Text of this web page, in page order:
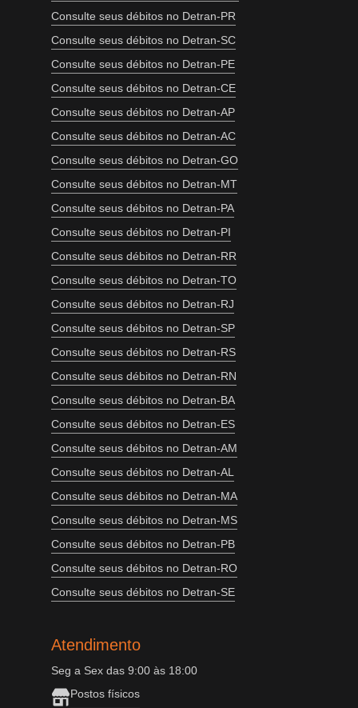
Consulte seus débitos no Detran-PR
Consulte seus débitos no Detran-SC
Consulte seus débitos no Detran-PE
Consulte seus débitos no Detran-CE
Consulte seus débitos no Detran-AP
Consulte seus débitos no Detran-AC
Consulte seus débitos no Detran-GO
Consulte seus débitos no Detran-MT
Consulte seus débitos no Detran-PA
Consulte seus débitos no Detran-PI
Consulte seus débitos no Detran-RR
Consulte seus débitos no Detran-TO
Consulte seus débitos no Detran-RJ
Consulte seus débitos no Detran-SP
Consulte seus débitos no Detran-RS
Consulte seus débitos no Detran-RN
Consulte seus débitos no Detran-BA
Consulte seus débitos no Detran-ES
Consulte seus débitos no Detran-AM
Consulte seus débitos no Detran-AL
Consulte seus débitos no Detran-MA
Consulte seus débitos no Detran-MS
Consulte seus débitos no Detran-PB
Consulte seus débitos no Detran-RO
Consulte seus débitos no Detran-SE
Atendimento
Seg a Sex das 9:00 às 18:00
Postos físicos